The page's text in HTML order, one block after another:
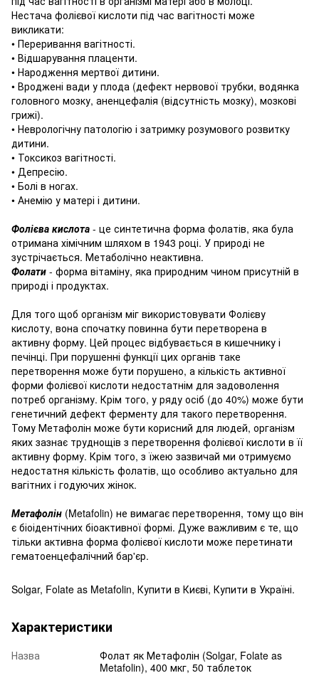
Нестача фолієвої кислоти під час вагітності може
викликати:
• Переривання вагітності.
• Відшарування плаценти.
• Народження мертвої дитини.
• Вроджені вади у плода (дефект нервової трубки, водянка
головного мозку, аненцефалія (відсутність мозку), мозкові
грижі).
• Неврологічну патологію і затримку розумового розвитку
дитини.
• Токсикоз вагітності.
• Депресію.
• Болі в ногах.
• Анемію у матері і дитини.
Фолієва кислота - це синтетична форма фолатів, яка була
отримана хімічним шляхом в 1943 році. У природі не
зустрічається. Метаболічно неактивна.
Фолати - форма вітаміну, яка природним чином присутній в
природі і продуктах.
Для того щоб організм міг використовувати Фолієву
кислоту, вона спочатку повинна бути перетворена в
активну форму. Цей процес відбувається в кишечнику і
печінці. При порушенні функції цих органів таке
перетворення може бути порушено, а кількість активної
форми фолієвої кислоти недостатнім для задоволення
потреб організму. Крім того, у ряду осіб (до 40%) може бути
генетичний дефект ферменту для такого перетворення.
Тому Метафолін може бути корисний для людей, організм
яких зазнає труднощів з перетворення фолієвої кислоти в її
активну форму. Крім того, з їжею зазвичай ми отримуємо
недостатня кількість фолатів, що особливо актуально для
вагітних і годуючих жінок.
Метафолін (Metafolin) не вимагає перетворення, тому що він
є біоідентічних біоактивної формі. Дуже важливим є те, що
тільки активна форма фолієвої кислоти може перетинати
гематоенцефалічний бар'єр.
Solgar, Folate as Metafolin, Купити в Києві, Купити в Україні.
Характеристики
Назва
Фолат як Метафолін (Solgar, Folate as
Metafolin), 400 мкг, 50 таблеток